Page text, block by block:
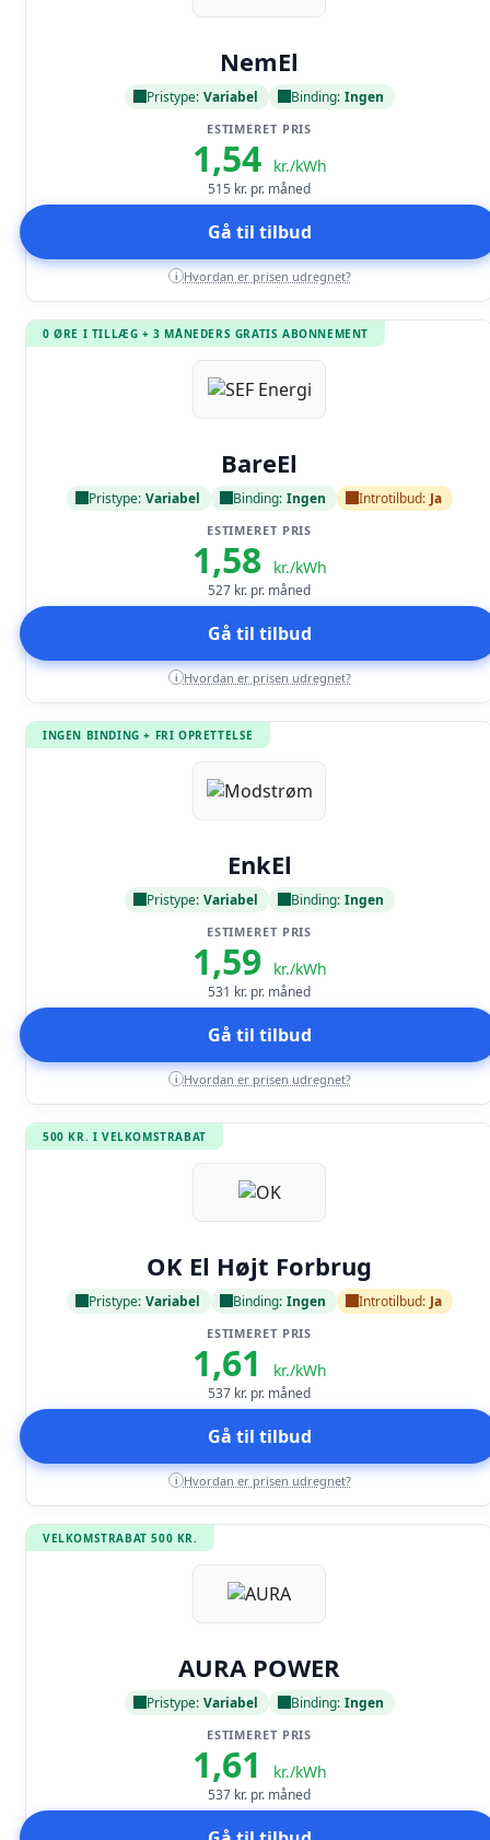
NemEl
Pristype: Variabel Binding: Ingen
ESTIMERET PRIS
1,54 kr./kWh
515 kr. pr. måned
Gå til tilbud
i Hvordan er prisen udregnet?
0 ØRE I TILLÆG + 3 MÅNEDERS GRATIS ABONNEMENT
BareEl
Pristype: Variabel Binding: Ingen Introtilbud: Ja
ESTIMERET PRIS
1,58 kr./kWh
527 kr. pr. måned
Gå til tilbud
i Hvordan er prisen udregnet?
INGEN BINDING + FRI OPRETTELSE
EnkEl
Pristype: Variabel Binding: Ingen
ESTIMERET PRIS
1,59 kr./kWh
531 kr. pr. måned
Gå til tilbud
i Hvordan er prisen udregnet?
500 KR. I VELKOMSTRABAT
OK El Højt Forbrug
Pristype: Variabel Binding: Ingen Introtilbud: Ja
ESTIMERET PRIS
1,61 kr./kWh
537 kr. pr. måned
Gå til tilbud
i Hvordan er prisen udregnet?
VELKOMSTRABAT 500 KR.
AURA POWER
Pristype: Variabel Binding: Ingen
ESTIMERET PRIS
1,61 kr./kWh
537 kr. pr. måned